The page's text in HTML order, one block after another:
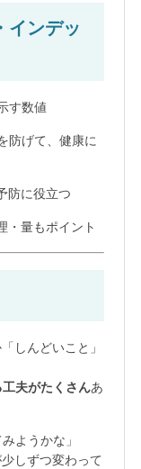
インデッ
す数値
防げて、健康に
防に役立つ
・量もポイント
しんどいこと」
夫がたくさんあ
ようかな」
しずつ変わって